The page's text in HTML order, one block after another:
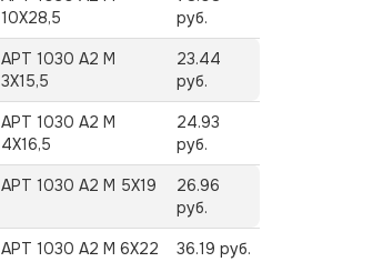
10X28,5
руб.
АРТ 1030 А2 M
3X15,5
23.44
руб.
АРТ 1030 А2 M
4X16,5
24.93
руб.
АРТ 1030 А2 M 5X19
26.96
руб.
АРТ 1030 А2 M 6X22 36.19 руб.